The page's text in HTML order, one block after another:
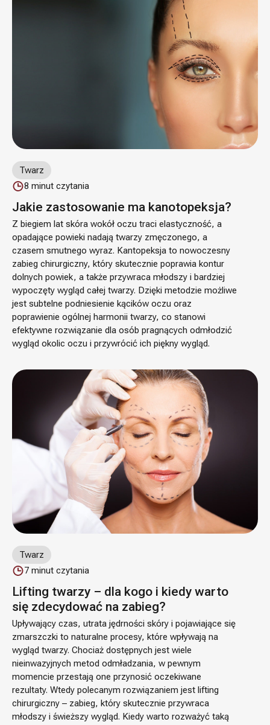
Twarz
8 minut czytania
Jakie zastosowanie ma kanotopeksja?
Z biegiem lat skóra wokół oczu traci elastyczność, a
opadające powieki nadają twarzy zmęczonego, a
czasem smutnego wyraz. Kantopeksja to nowoczesny
zabieg chirurgiczny, który skutecznie poprawia kontur
dolnych powiek, a także przywraca młodszy i bardziej
wypoczęty wygląd całej twarzy. Dzięki metodzie możliwe
jest subtelne podniesienie kącików oczu oraz
poprawienie ogólnej harmonii twarzy, co stanowi
efektywne rozwiązanie dla osób pragnących odmłodzić
wygląd okolic oczu i przywrócić ich piękny wygląd.
Twarz
7 minut czytania
Lifting twarzy – dla kogo i kiedy warto
się zdecydować na zabieg?
Upływający czas, utrata jędrności skóry i pojawiające się
zmarszczki to naturalne procesy, które wpływają na
wygląd twarzy. Chociaż dostępnych jest wiele
nieinwazyjnych metod odmładzania, w pewnym
momencie przestają one przynosić oczekiwane
rezultaty. Wtedy polecanym rozwiązaniem jest lifting
chirurgiczny – zabieg, który skutecznie przywraca
młodszy i świeższy wygląd. Kiedy warto rozważyć taką